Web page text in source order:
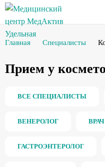
Главная Специалисты
Прием у
ВСЕ СПЕЦИАЛИСТЫ
ВЕНЕРОЛОГ
ГАСТРОЭНТЕРОЛОГ